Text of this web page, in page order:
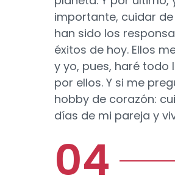
importante, cuidar
han sido los
éxitos de hoy. Ellos
y yo, pues, haré todo
por ellos. Y si me
hobby de corazón:
días de mi pareja y